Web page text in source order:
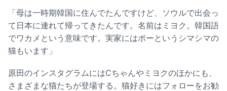
「母は一時期韓国に住んでたんですけど、ソウルで出会っ
て日本に連れて帰ってきたんです。名前はミヨク。韓国語
でワカメという意味です。実家にはポーというシマシマの
猫もいます」
原田のインスタグラムにはCちゃんやミヨクのほかにも、
さまざまな猫たちが登場する。猫好きにはフォローをお勧